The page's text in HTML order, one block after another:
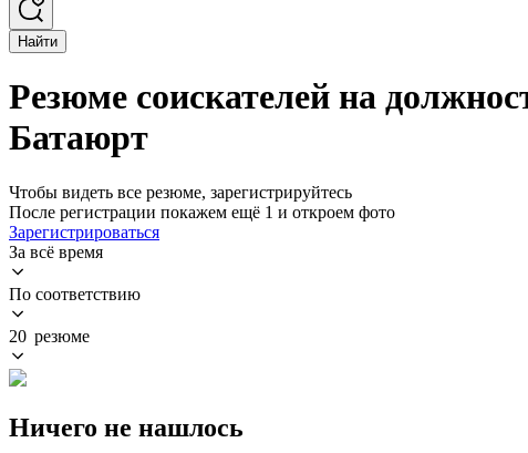
Найти
Резюме соискателей на
Батаюрт
Чтобы видеть все резюме, зарегистрируйтесь
После регистрации покажем ещё 1 и откроем фото
Зарегистрироваться
За всё время
По соответствию
20 резюме
Ничего не нашлось